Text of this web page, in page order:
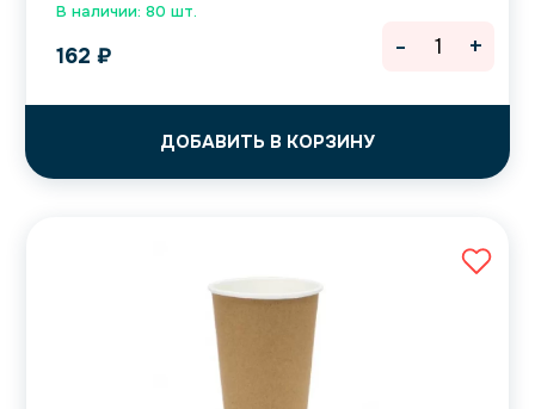
В наличии: 80 шт.
162 ₽
ДОБАВИТЬ В КОРЗИНУ
- +